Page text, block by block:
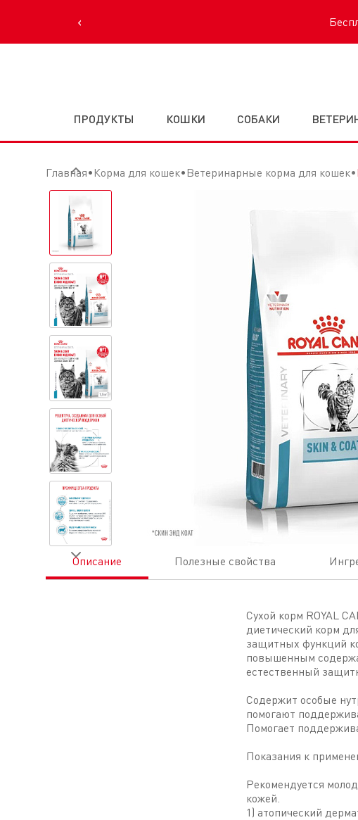
‹
ПРОДУКТЫ КОШКИ СОБАКИ
Главная Корма для кошек Ветеринарные корма для кошек
Описание Полезные свойства
Сухой корм ROYAL
диетический корм
защитных функций
повышенным
естественный
Содержит особые
помогают
Помогает
Показания к
Рекомендуется
кожей.
1) атопический